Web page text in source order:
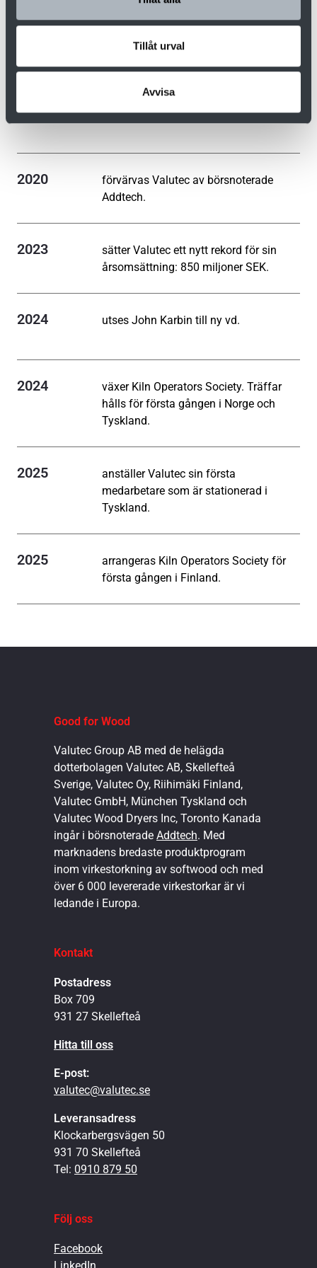
Tillåt urval
Avvisa
säljs den första moderna TC-
2019 lanseras styrsystemet Valmatics 4.0.
2020
förvärvas Valutec av börsnoterade
Addtech.
2023
sätter Valutec ett nytt rekord för sin
årsomsättning: 850 miljoner SEK.
2024 utses John Karbin till ny vd.
2024
växer Kiln Operators Society. Träffar
hålls för första gången i Norge och
Tyskland.
2025
anställer Valutec sin första
medarbetare som är stationerad i
Tyskland.
2025
arrangeras Kiln Operators Society för
första gången i Finland.
Good for Wood
Valutec Group AB med de helägda
dotterbolagen Valutec AB, Skellefteå
Sverige, Valutec Oy, Riihimäki Finland,
Valutec GmbH, München Tyskland och
Valutec Wood Dryers Inc, Toronto Kanada
ingår i börsnoterade Addtech. Med
marknadens bredaste produktprogram
inom virkestorkning av softwood och med
över 6 000 levererade virkestorkar är vi
ledande i Europa.
Kontakt
Postadress
Box 709
931 27 Skellefteå
Hitta till oss
E-post:
valutec@valutec.se
Leveransadress
Klockarbergsvägen 50
931 70 Skellefteå
Tel: 0910 879 50
Följ oss
Facebook